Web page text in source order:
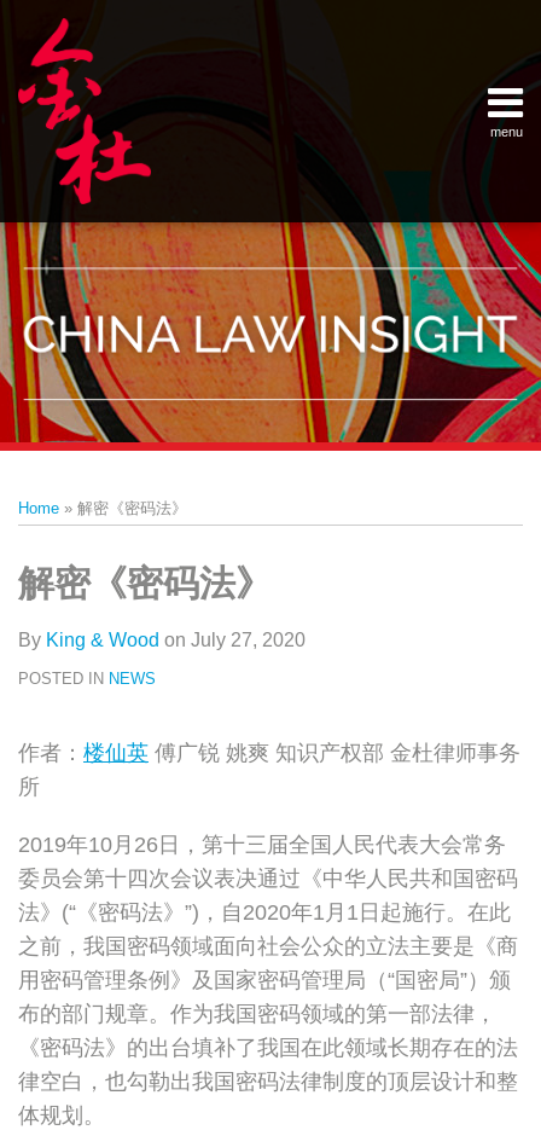
content
menu
Home
- 关于
金杜
Services
- 专业领
域
Contact
- 联系
我们
English
Example Link
China Banking Regulatory
China Insurance Regulatory
China Securities Regulatory
General Administration of Customs
Ministry of Commerce
National Development and Reform
Pacific Rim Advisory Council
State Administration for Industry &
State Administration of Foreign
Supreme People’s Court
World Law Group
RSS
LinkedIn
Weibo
Home » 解密《密码法》
解密《密码法》
By King & Wood on July 27, 2020
POSTED IN NEWS
作者： 楼仙英 傅广锐 姚爽 知识产权部 金杜律师事务
所
2019年10月26日，第十三届全国人民代表大会常务
委员会第十四次会议表决通过《中华人民共和国密码
法》(“《密码法》”)，自2020年1月1日起施行。在此
之前，我国密码领域面向社会公众的立法主要是《商
用密码管理条例》及国家密码管理局（“国密局”）颁
布的部门规章。作为我国密码领域的第一部法律，
《密码法》的出台填补了我国在此领域长期存在的法
律空白，也勾勒出我国密码法律制度的顶层设计和整
体规划。
this
post
this
post
this
post
this
post
on
LinkedIn